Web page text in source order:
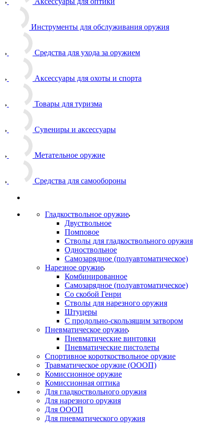
Инструменты для обслуживания оружия
Средства для ухода за оружием
Аксессуары для охоты и спорта
Товары для туризма
Сувениры и аксессуары
Метательное оружие
Средства для самообороны
Гладкоствольное оружие
Двуствольное
Помповое
Стволы для гладкоствольного оружия
Одноствольное
Самозарядное (полуавтоматическое)
Нарезное оружие
Комбинированное
Самозарядное (полуавтоматическое)
Со скобой Генри
Стволы для нарезного оружия
Штуцеры
С продольно-скользящим затвором
Пневматическое оружие
Пневматические винтовки
Пневматические пистолеты
Спортивное короткоствольное оружие
Травматическое оружие (ОООП)
Комиссионное оружие
Комиссионная оптика
Для гладкоствольного оружия
Для нарезного оружия
Для ОООП
Для пневматического оружия